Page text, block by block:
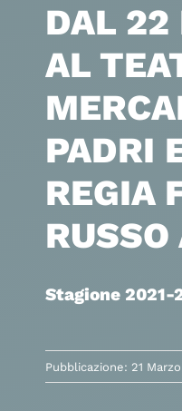
DAL 22
AL
PADRI
REGIA
RUSSO
Stagione 2021-
Pubblicazione: 21